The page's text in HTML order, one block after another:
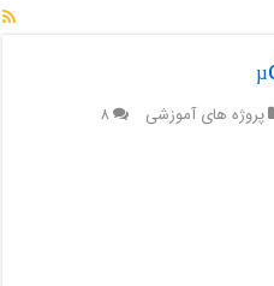
پروژه های آموزشی
۸